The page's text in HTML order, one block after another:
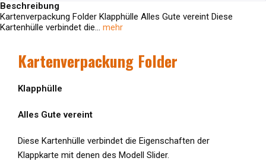
Beschreibung
Kartenverpackung Folder Klapphülle Alles Gute vereint Diese
Kartenhülle verbindet die... mehr
Kartenverpackung Folder
Klapphülle
Alles Gute vereint
Diese Kartenhülle verbindet die Eigenschaften der
Klappkarte mit denen des Modell Slider.